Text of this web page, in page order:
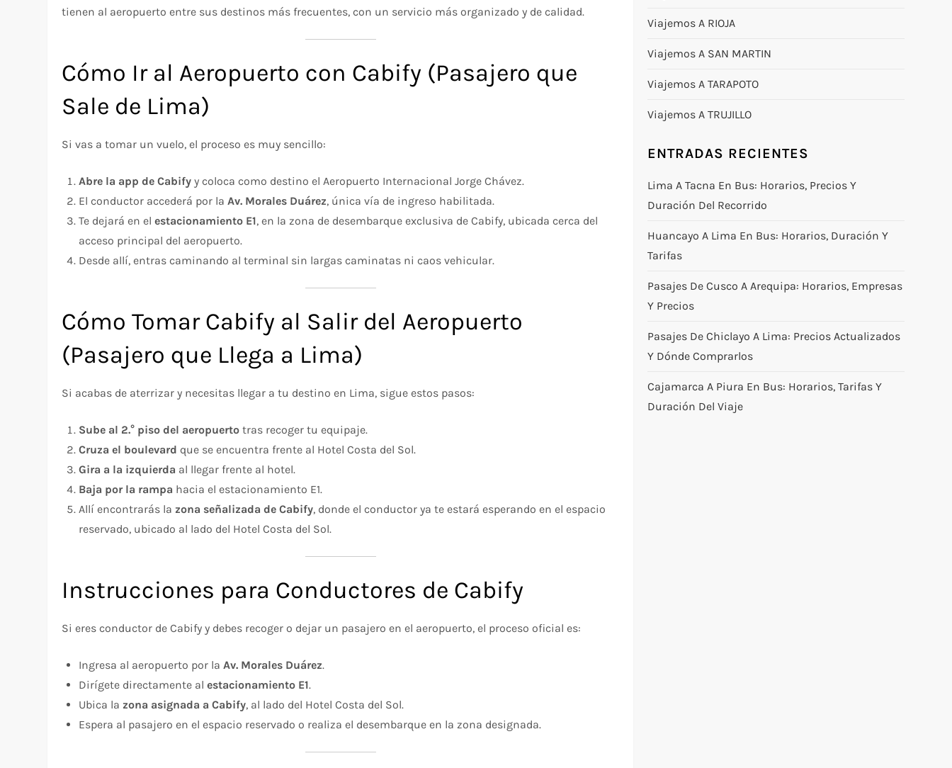
tienen al aeropuerto entre sus destinos más frecuentes, con un servicio más organizado y de calidad.​
Cómo Ir al Aeropuerto con Cabify (Pasajero que
Sale de Lima)
Si vas a tomar un vuelo, el proceso es muy sencillo:
Abre la app de Cabify y coloca como destino el Aeropuerto Internacional Jorge Chávez.
El conductor accederá por laAv. Morales Duárez, única vía de ingreso habilitada.​
Te dejará en elestacionamiento E1, en la zona de desembarque exclusiva de Cabify, ubicada cerca del
acceso principal del aeropuerto.​
Desde allí, entras caminando al terminal sin largas caminatas ni caos vehicular.
Cómo Tomar Cabify al Salir del Aeropuerto
(Pasajero que Llega a Lima)
Si acabas de aterrizar y necesitas llegar a tu destino en Lima, sigue estos pasos:
Sube al 2.° piso del aeropuerto tras recoger tu equipaje.​
Cruza el boulevard que se encuentra frente al Hotel Costa del Sol.​
Gira a la izquierda al llegar frente al hotel.​
Baja por la rampa hacia el estacionamiento E1.​
Allí encontrarás la zona señalizada de Cabify, donde el conductor ya te estará esperando en el espacio
reservado, ubicado al lado del Hotel Costa del Sol.​
Instrucciones para Conductores de Cabify
Si eres conductor de Cabify y debes recoger o dejar un pasajero en el aeropuerto, el proceso oficial es:
Ingresa al aeropuerto por laAv. Morales Duárez.​
Dirígete directamente alestacionamiento E1.
Ubica la zona asignada a Cabify, al lado del Hotel Costa del Sol.​
Espera al pasajero en el espacio reservado o realiza el desembarque en la zona designada.​
Viajemos A RIOJA
Viajemos A SAN MARTIN
Viajemos A TARAPOTO
Viajemos A TRUJILLO
ENTRADAS RECIENTES
Lima A Tacna En Bus: Horarios, Precios Y
Duración Del Recorrido
Huancayo A Lima En Bus: Horarios, Duración Y
Tarifas
Pasajes De Cusco A Arequipa: Horarios, Empresas
Y Precios
Pasajes De Chiclayo A Lima: Precios Actualizados
Y Dónde Comprarlos
Cajamarca A Piura En Bus: Horarios, Tarifas Y
Duración Del Viaje